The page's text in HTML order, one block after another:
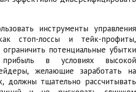
инструменты управления
стоп-лоссы и тейк-профиты,
потенциальные убытки
в условиях высокой
желающие заработать на
должны тщательно рассчитывать